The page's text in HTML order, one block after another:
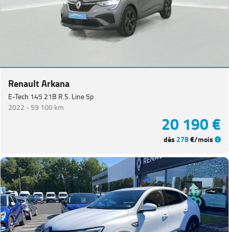
Renault Arkana
E-Tech 145 21B R.S. Line 5p
2022 -59 100 km
20 190 €
dès 278€/mois